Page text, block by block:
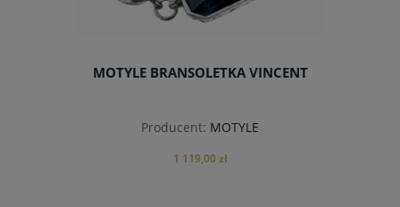
MOTYLE BRANSOLETKA VINCENT
Producent: MOTYLE
1 119,00 zł